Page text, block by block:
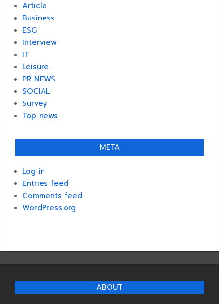
Article
Business
ESG
Interview
IT
Leisure
PR NEWS
SOCIAL
Survey
Top news
META
Log in
Entries feed
Comments feed
WordPress.org
ABOUT